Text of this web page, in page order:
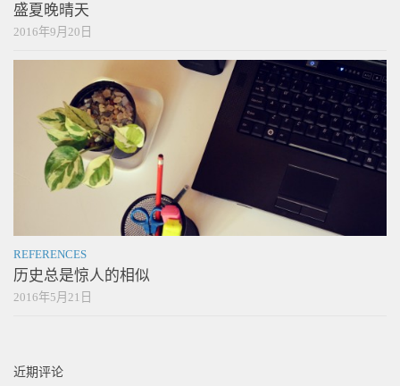
盛夏晚晴天
2016年9月20日
REFERENCES
历史总是惊人的相似
2016年5月21日
近期评论